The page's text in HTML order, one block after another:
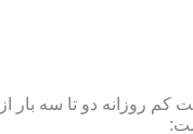
روزانه دو تا سه بار